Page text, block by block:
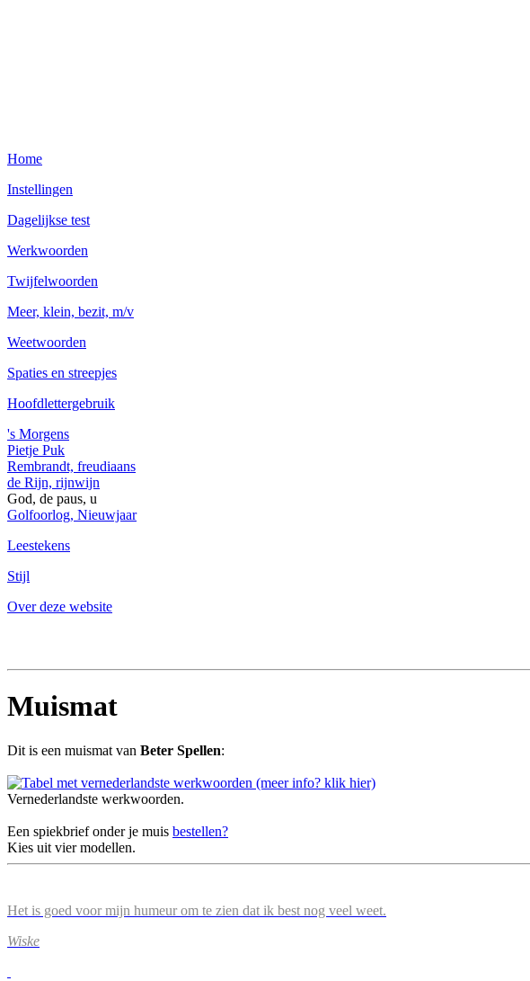
Home
Instellingen
Dagelijkse test
Werkwoorden
Twijfelwoorden
Meer, klein, bezit, m/v
Weetwoorden
Spaties en streepjes
Hoofdlettergebruik
's Morgens
Pietje Puk
Rembrandt, freudiaans
de Rijn, rijnwijn
God, de paus, u
Golfoorlog, Nieuwjaar
Leestekens
Stijl
Over deze website
Muismat
Dit is een muismat van Beter Spellen:
Vernederlandste werkwoorden.
Een spiekbrief onder je muis bestellen?
Kies uit vier modellen.
Het is goed voor mijn humeur om te zien dat ik best nog veel weet.
Wiske